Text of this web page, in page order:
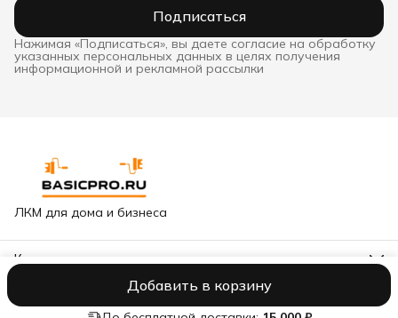
Добавить в корзину
Подписаться
Нажимая «Подписаться», вы даете согласие на обработку
указанных персональных данных в целях получения
информационной и рекламной рассылки
ЛКМ для дома и бизнеса
Контакты
Москва, Варшавское шоссе, 65к2
Горячая линия сети
ОплатаДоставкаПравила возвратаРеквизитыОферта